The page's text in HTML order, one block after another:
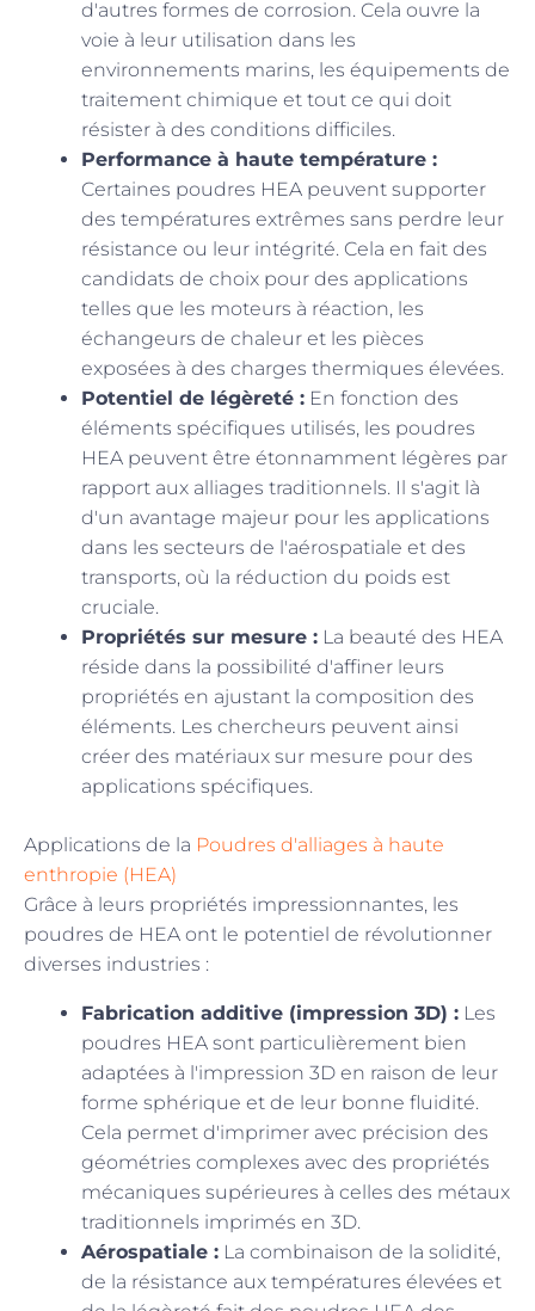
d'autres formes de corrosion. Cela ouvre la
voie à leur utilisation dans les
environnements marins, les équipements de
traitement chimique et tout ce qui doit
résister à des conditions difficiles.
Performance à haute température :
Certaines poudres HEA peuvent supporter
des températures extrêmes sans perdre leur
résistance ou leur intégrité. Cela en fait des
candidats de choix pour des applications
telles que les moteurs à réaction, les
échangeurs de chaleur et les pièces
exposées à des charges thermiques élevées.
Potentiel de légèreté : En fonction des
éléments spécifiques utilisés, les poudres
HEA peuvent être étonnamment légères par
rapport aux alliages traditionnels. Il s'agit là
d'un avantage majeur pour les applications
dans les secteurs de l'aérospatiale et des
transports, où la réduction du poids est
cruciale.
Propriétés sur mesure : La beauté des HEA
réside dans la possibilité d'affiner leurs
propriétés en ajustant la composition des
éléments. Les chercheurs peuvent ainsi
créer des matériaux sur mesure pour des
applications spécifiques.
Applications de la Poudres d'alliages à haute
enthropie (HEA)
Grâce à leurs propriétés impressionnantes, les
poudres de HEA ont le potentiel de révolutionner
diverses industries :
Fabrication additive (impression 3D) : Les
poudres HEA sont particulièrement bien
adaptées à l'impression 3D en raison de leur
forme sphérique et de leur bonne fluidité.
Cela permet d'imprimer avec précision des
géométries complexes avec des propriétés
mécaniques supérieures à celles des métaux
traditionnels imprimés en 3D.
Aérospatiale : La combinaison de la solidité,
de la résistance aux températures élevées et